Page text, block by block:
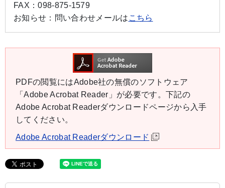
FAX：098-875-1579
お知らせ： 問い合わせメールは こちら
PDFの閲覧にはAdobe社の無償のソフトウェア
「Adobe Acrobat Reader」が必要です。下記の
Adobe Acrobat Readerダウンロードページから入手
してください。
Adobe Acrobat Readerダウンロード